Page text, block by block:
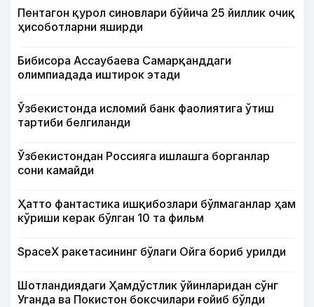
Пентагон қурол синовлари бўйича 25 йиллик очиқ
ҳисоботларни яширди
Бибисора Ассаубаева Самарқанддаги
олимпиадада иштирок этади
Ўзбекистонда исломий банк фаолиятига ўтиш
тартиби белгиланди
Ўзбекистондан Россияга ишлашга борганлар
сони камайди
Ҳатто фантастика ишқибозлари бўлмаганлар ҳам
кўриши керак бўлган 10 та фильм
SpaceX ракетасининг бўлаги Ойга бориб урилди
Шотландиядаги Ҳамдўстлик ўйинларидан сўнг
Уганда ва Покистон боксчилари ғойиб бўлди